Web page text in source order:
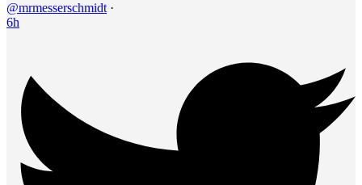
@mrmesserschmidt ·
6h